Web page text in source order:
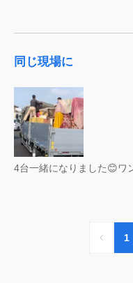
同じ現場に
4台一緒になりました😊ワ
1